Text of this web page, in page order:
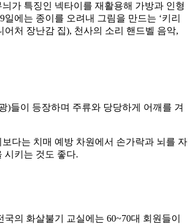
가 특징인 넥타이를 재활용해 가방과 인형
에는 종이를 오려내 그림을 만드는 ‘키리
처 장난감 집), 천사의 소리 핸드벨 음악,
)들이 등장하며 주류와 당당하게 어깨를 겨
다는 치매 예방 차원에서 손가락과 뇌를 자
시키는 것도 좋다.
의 화살불기 교실에는 60~70대 회원들이